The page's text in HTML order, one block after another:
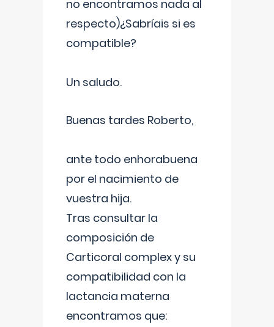
no encontramos nada al
respecto)¿Sabríais si es
compatible?
Un saludo.
Buenas tardes Roberto,
ante todo enhorabuena
por el nacimiento de
vuestra hija.
Tras consultar la
composición de
Carticoral complex y su
compatibilidad con la
lactancia materna
encontramos que: